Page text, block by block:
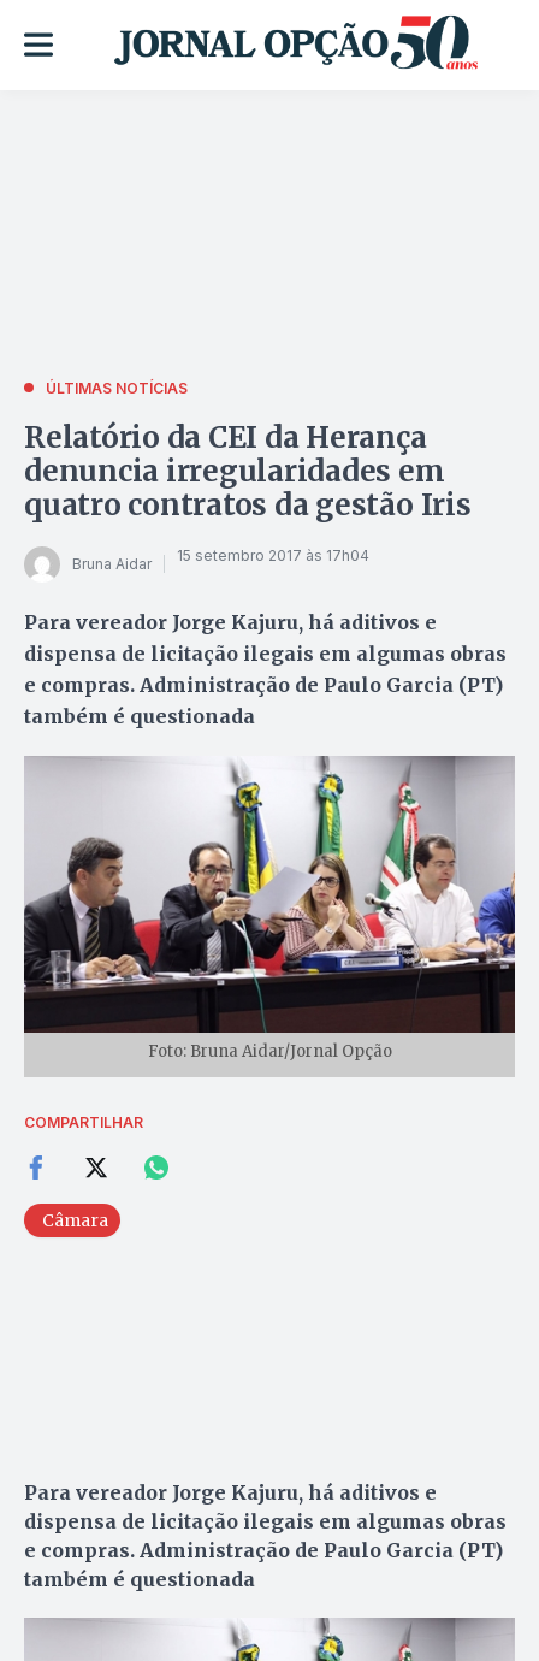
ÚLTIMAS NOTÍCIAS
Relatório da CEI da Herança
denuncia irregularidades em
quatro contratos da gestão Iris
Bruna Aidar 15 setembro 2017 às 17h04
Para vereador Jorge Kajuru, há aditivos e
dispensa de licitação ilegais em algumas obras
e compras. Administração de Paulo Garcia (PT)
também é questionada
Foto: Bruna Aidar/Jornal Opção
COMPARTILHAR
Câmara
Para vereador Jorge Kajuru, há aditivos e
dispensa de licitação ilegais em algumas obras
e compras. Administração de Paulo Garcia (PT)
também é questionada